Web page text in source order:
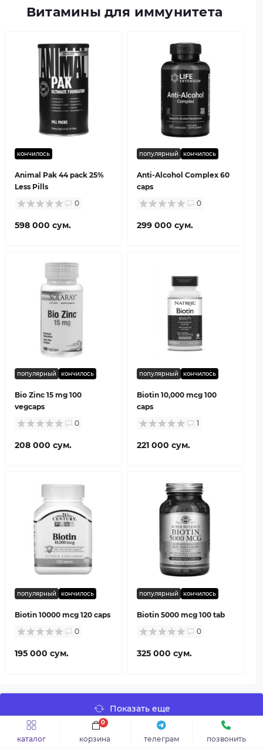
каталог телеграм позвонить
корзина
0
Витамины для иммунитета
кончилось
Animal Pak 44 pack 25%
Less Pills
0
598 000 сум.
популярный кончилось
Anti-Alcohol Complex 60
caps
0
299 000 сум.
популярный кончилось
Bio Zinc 15 mg 100
vegcaps
0
208 000 сум.
популярный кончилось
Biotin 10,000 mcg 100
caps
1
221 000 сум.
популярный кончилось
Biotin 10000 mcg 120 caps
0
195 000 сум.
популярный кончилось
Biotin 5000 mcg 100 tab
0
325 000 сум.
Показать еще